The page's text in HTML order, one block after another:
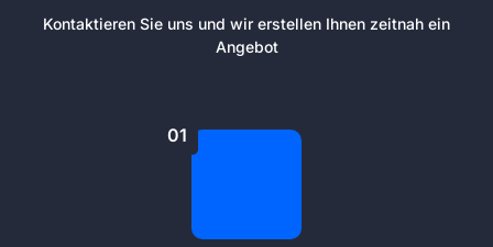
Kontaktieren Sie uns und wir erstellen Ihnen zeitnah ein
Angebot
01